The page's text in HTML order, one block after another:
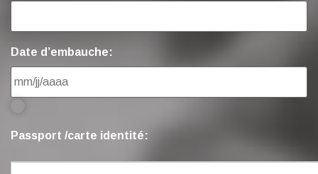
Date d’embauche:
Passport /carte identité: